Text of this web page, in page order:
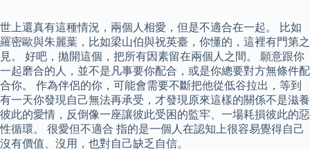
世上還真有這種情況，兩個人相愛，但是不適合在一起。 比如
羅密歐與朱麗葉，比如梁山伯與祝英臺，你懂的，這裡有門第之
見。 好吧，拋開這個，把所有因素留在兩個人之間。 願意跟你
一起磨合的人，並不是凡事要你配合，或是你總要對方無條件配
合你。 作為伴侶的你，可能會需要不斷把他從低谷拉出，等到
有一天你發現自己無法再承受，才發現原來這樣的關係不是滋養
彼此的愛情，反倒像一座讓彼此受困的監牢、一場耗損彼此的惡
性循環。 很愛但不適合 指的是一個人在認知上很容易覺得自己
沒有價值、沒用，也對自己缺乏自信。